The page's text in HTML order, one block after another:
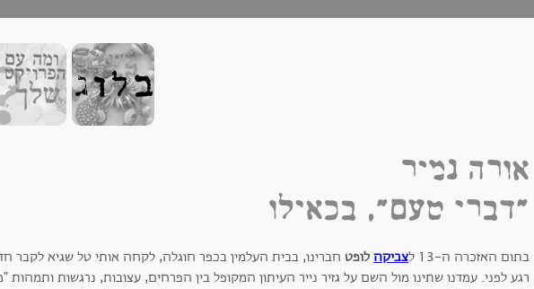
אורה נמיר
"דברי טעם", בכאילו
בתום האזכרה ה-13 ל צביקה לופט חברינו, בבית העלמין בכפר חוגלה, לקחה אותי טל שגיא לקבר
רגע לפני. עמדנו שתינו מול השם על גזיר נייר העיתון המקופל בין הפרחים, עצובות, נרגשות ותמהות